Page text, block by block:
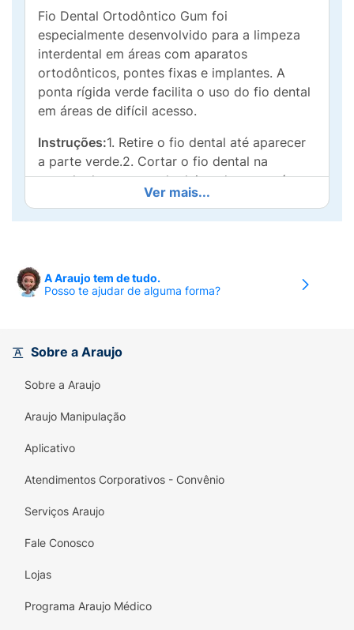
Fio Dental Ortodôntico Gum foi
especialmente desenvolvido para a limpeza
interdental em áreas com aparatos
ortodônticos, pontes fixas e implantes. A
ponta rígida verde facilita o uso do fio dental
em áreas de difícil acesso.
Instruções:1. Retire o fio dental até aparecer
a parte verde.2. Cortar o fio dental na
metade da parte verde deixando para trás
uma parte verde debaixo do cortador para o
próximo uso.3. Em caso de puxar além da
parte verde esteja abaixo do cortador.4. Para
limpeza ao redor dos brackets, use a escova
Modo de usar:
passar o fio dental nas áreas difíceis de
alcançar.
Ver mais...
A Araujo tem de tudo.
Posso te ajudar de alguma forma?
Sobre a Araujo
Sobre a Araujo
Araujo Manipulação
Aplicativo
Atendimentos Corporativos - Convênio
Serviços Araujo
Fale Conosco
Lojas
Programa Araujo Médico